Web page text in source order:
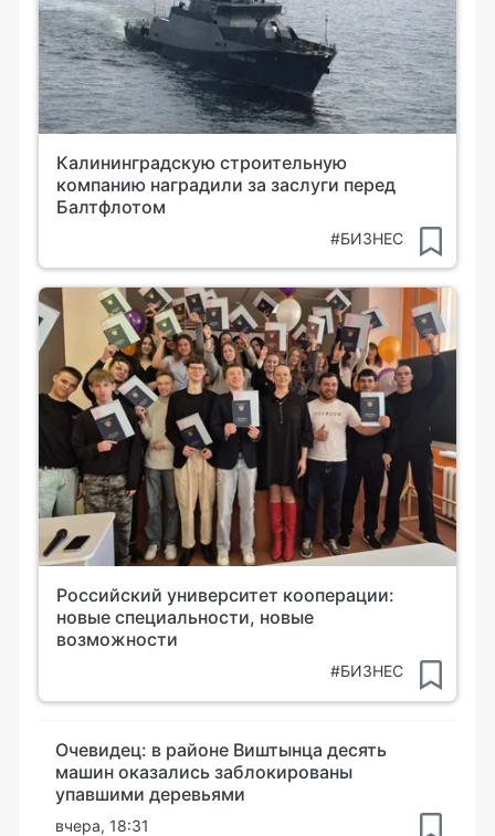
Калининградскую строительную
компанию наградили за заслуги перед
Балтфлотом
#БИЗНЕС
Российский университет кооперации:
новые специальности, новые
возможности
#БИЗНЕС
Очевидец: в районе Виштынца десять
машин оказались заблокированы
упавшими деревьями
вчера, 18:31